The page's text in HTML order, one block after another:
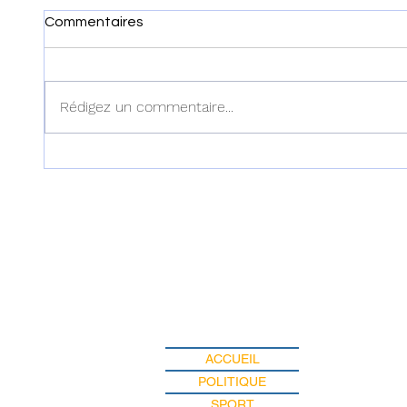
des mesures pour une
Commentaires
Rédigez un commentaire...
ACCUEIL
POLITIQUE
SPORT